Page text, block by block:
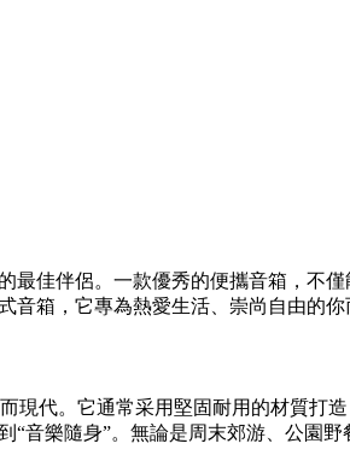
佳伴侶。一款優秀的便攜音箱，不
箱，它專為熱愛生活、崇尚自由的你
現代。它通常采用堅固耐用的材質
音樂隨身”。無論是周末郊游、公園